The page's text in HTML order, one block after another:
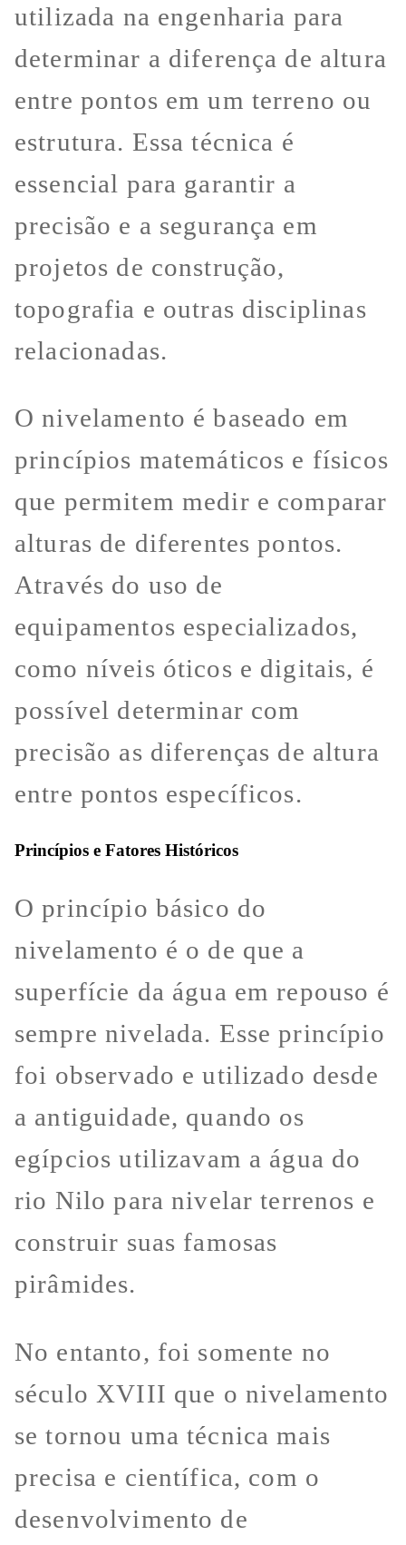
utilizada na engenharia para
determinar a diferença de altura
entre pontos em um terreno ou
estrutura. Essa técnica é
essencial para garantir a
precisão e a segurança em
projetos de construção,
topografia e outras disciplinas
relacionadas.
O nivelamento é baseado em
princípios matemáticos e físicos
que permitem medir e comparar
alturas de diferentes pontos.
Através do uso de
equipamentos especializados,
como níveis óticos e digitais, é
possível determinar com
precisão as diferenças de altura
entre pontos específicos.
Princípios e Fatores Históricos
O princípio básico do
nivelamento é o de que a
superfície da água em repouso é
sempre nivelada. Esse princípio
foi observado e utilizado desde
a antiguidade, quando os
egípcios utilizavam a água do
rio Nilo para nivelar terrenos e
construir suas famosas
pirâmides.
No entanto, foi somente no
século XVIII que o nivelamento
se tornou uma técnica mais
precisa e científica, com o
desenvolvimento de